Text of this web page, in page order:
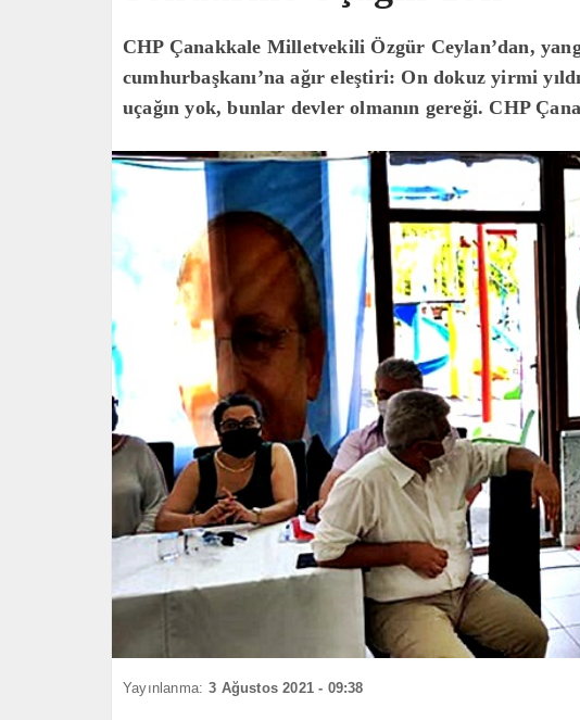
CHP Çanakkale Milletvekili Özgür Ceylan’dan,
cumhurbaşkanı’na ağır eleştiri: On dokuz yirmi
uçağın yok, bunlar devler olmanın gereği. CHP
Yayınlanma: 3 Ağustos 2021 - 09:38